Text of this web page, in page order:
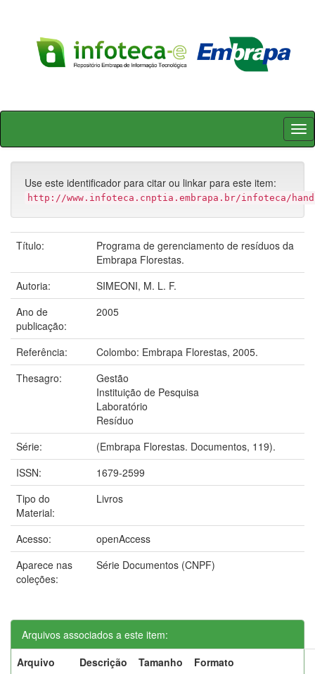
Skip
Use este identificador para citar ou linkar para este item:
http://www.infoteca.cnptia.embrapa.br/infoteca/
Título:
Programa de gerenciamento de resíduos da
Embrapa Florestas.
Autoria:
SIMEONI, M. L. F.
Ano de
publicação:
2005
Referência:
Colombo: Embrapa Florestas, 2005.
Thesagro:
Gestão
Instituição de Pesquisa
Laboratório
Resíduo
Série:
(Embrapa Florestas. Documentos, 119).
ISSN:
1679-2599
Tipo do
Material:
Livros
Acesso:
openAccess
Aparece nas
coleções:
Série Documentos (CNPF)
Arquivos associados a este item:
Arquivo
Descrição Tamanho
Formato